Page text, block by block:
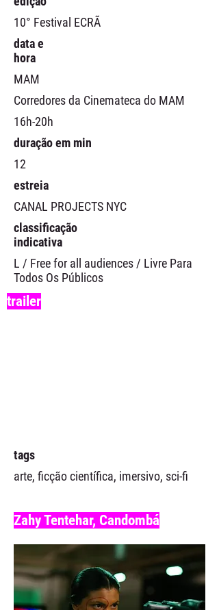
10° Festival ECRÃ
data e
hora
MAM
Corredores da Cinemateca do MAM
16h-20h
duração em min
12
estreia
CANAL PROJECTS NYC
classificação
indicativa
L / Free for all audiences / Livre Para
Todos Os Públicos
trailer
tags
arte, ficção científica, imersivo, sci-fi
Zahy Tentehar, Candombá